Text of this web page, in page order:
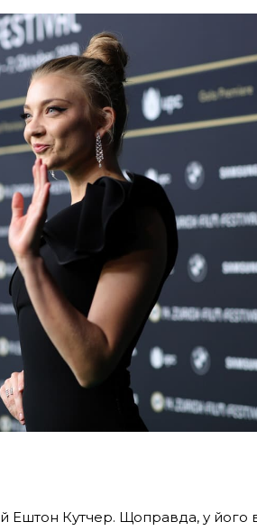
Ештон Кутчер. Щоправда, у його